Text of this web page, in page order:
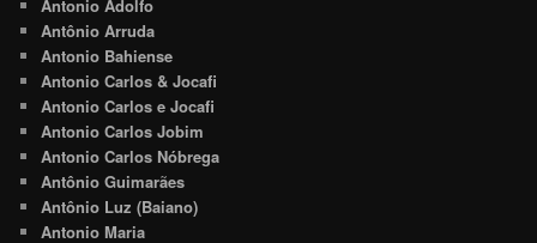
Antonio Adolfo
Antônio Arruda
Antonio Bahiense
Antonio Carlos & Jocafi
Antonio Carlos e Jocafi
Antonio Carlos Jobim
Antonio Carlos Nóbrega
Antônio Guimarães
Antônio Luz (Baiano)
Antonio Maria